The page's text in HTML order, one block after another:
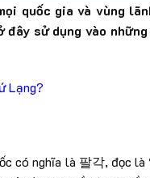
quốc gia và vùng
sử dụng vào
Lạng?
có nghĩa là 팔각, đọc